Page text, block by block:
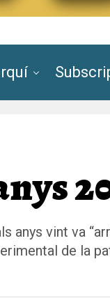
anys vint va
de la